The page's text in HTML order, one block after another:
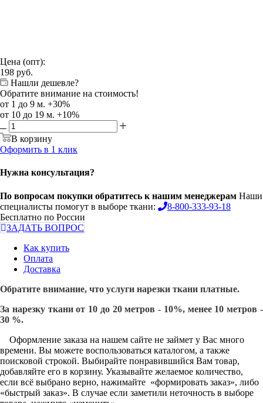
Цена (опт):
198 руб.
Нашли дешевле?
Обратите внимание на стоимость!
от 1 до 9 м. +30%
от 10 до 19 м. +10%
В корзину
Оформить в 1 клик
Нужна консультация?
По вопросам покупки обратитесь к нашим менеджерам Наши
специалисты помогут в выборе ткани:
8-800-333-93-18
Бесплатно по России
ЗАДАТЬ ВОПРОС
Как купить
Оплата
Доставка
Обратите внимание, что услуги нарезки ткани платные.
За нарезку ткани от 10 до 20 метров - 10%, менее 10 метров -
30 %.
Оформление заказа на нашем сайте не займет у Вас много
времени. Вы можете воспользоваться каталогом, а также
поисковой строкой. Выбирайте понравившийся Вам товар,
добавляйте его в корзину. Указывайте желаемое количество,
если всё выбрано верно, нажимайте «формировать заказ», либо
«быстрый заказ». В случае если заметили неточность в выборе